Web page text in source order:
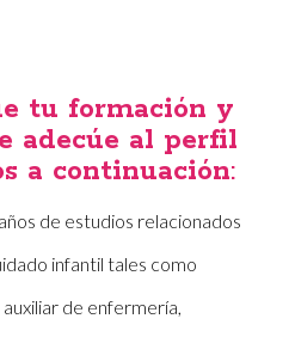
tu formación y
adecúe al perfil
a continuación:
de estudios relacionados
infantil tales como
de enfermería,